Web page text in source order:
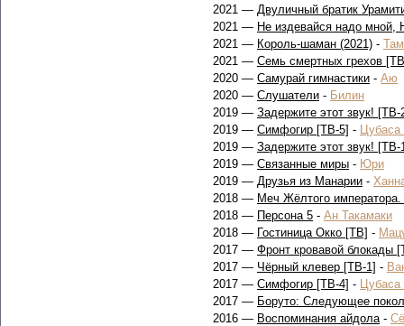
2021 — Двуличный братик
2021 — Не издевайся надо мной,
2021 — Король-шаман (2021) -
2021 — Семь смертных грехов
2020 — Самурай гимнастики - Аю
2020 — Слушатели - Билин
2019 — Задержите этот звук! [ТВ-
2019 — Симфогир [ТВ-5] - Цубаса
2019 — Задержите этот звук! [ТВ-
2019 — Связанные миры - Юри
2019 — Друзья из Манарии -
2018 — Меч Жёлтого
2018 — Персона 5 - Ан Такамаки
2018 — Гостиница Окко [ТВ] -
2017 — Фронт кровавой блокады
2017 — Чёрный клевер [ТВ-1] -
2017 — Симфогир [ТВ-4] - Цубаса
2017 — Боруто: Следующее
2016 — Воспоминания айдола-